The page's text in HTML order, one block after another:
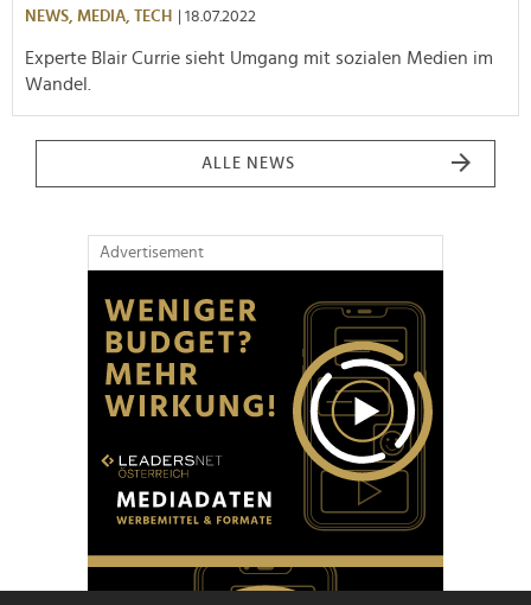
NEWS, MEDIA, TECH | 18.07.2022
Experte Blair Currie sieht Umgang mit sozialen Medien im
Wandel.
ALLE NEWS
Advertisement